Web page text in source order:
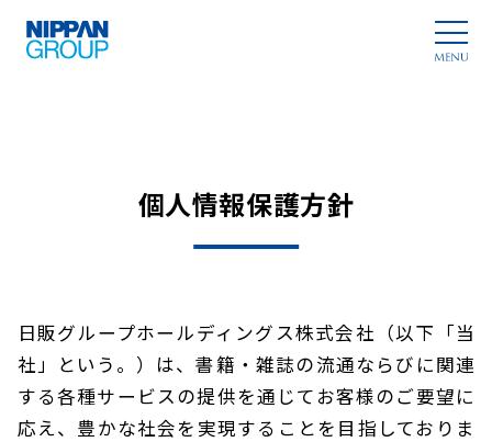
個人情報保護方針
日販グループホールディングス株式会社（以下「当
社」という。）は、書籍・雑誌の流通ならびに関連
する各種サービスの提供を通じてお客様のご要望に
応え、豊かな社会を実現することを目指しておりま